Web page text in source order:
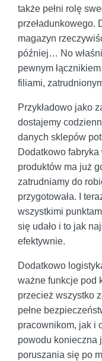
także pełni rolę
przeładunkowego.
magazyn
później… No
pewnym
filiami,
Przykładowo jako
dostajemy
danych sklepów
Dodatkowo
produktów ma już
zatrudniamy do
przygotowała. I
wszystkimi
się udało i to jak
efektywnie.
Dodatkowo
ważne funkcje pod
przecież wszystko
pełne
pracownikom, jak i
powodu konieczna
poruszania się po